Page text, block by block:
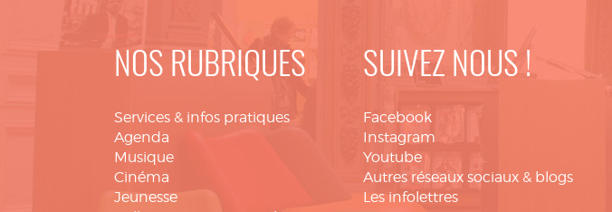
NOS RUBRIQUES
Services & infos pratiques
Agenda
Musique
Cinéma
Jeunesse
SUIVEZ NOUS !
Facebook
Instagram
Youtube
Autres réseaux sociaux & blogs
Les infolettres